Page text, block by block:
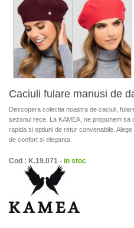
Caciuli fulare manusi de
Descopera colectia noastra de caciuli,
sezonul rece. La KAMEA, ne propunem
rapida si optiuni de retur convenabile.
de confort si eleganta.
Cod : K.19.071 - in stoc